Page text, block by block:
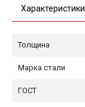
Характеристики
Толщина
Марка стали
ГОСТ